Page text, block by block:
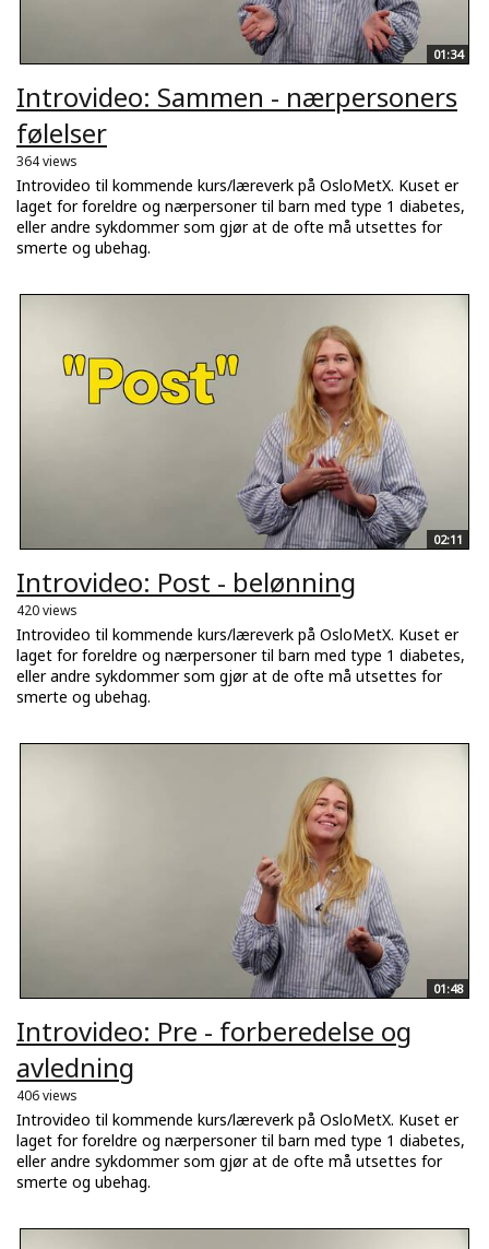
01:34
Introvideo: Sammen - nærpersoners
følelser
364 views
Introvideo til kommende kurs/læreverk på OsloMetX. Kuset er
laget for foreldre og nærpersoner til barn med type 1 diabetes,
eller andre sykdommer som gjør at de ofte må utsettes for
smerte og ubehag.
02:11
Introvideo: Post - belønning
420 views
Introvideo til kommende kurs/læreverk på OsloMetX. Kuset er
laget for foreldre og nærpersoner til barn med type 1 diabetes,
eller andre sykdommer som gjør at de ofte må utsettes for
smerte og ubehag.
01:48
Introvideo: Pre - forberedelse og
avledning
406 views
Introvideo til kommende kurs/læreverk på OsloMetX. Kuset er
laget for foreldre og nærpersoner til barn med type 1 diabetes,
eller andre sykdommer som gjør at de ofte må utsettes for
smerte og ubehag.